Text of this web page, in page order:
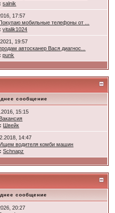
salnik
17:57
мобильные телефоны от ...
vitalik1024
19:57
автосканер Вася диагнос...
punk
сообщение
15:15
Вакансия
Швейк
14:47
Ищем водителя комби машин
Schnapz
сообщение
20:27